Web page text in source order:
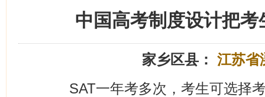
中国高考制度设计把
家乡区县： 江苏省
SAT一年考多次，考生可选择考